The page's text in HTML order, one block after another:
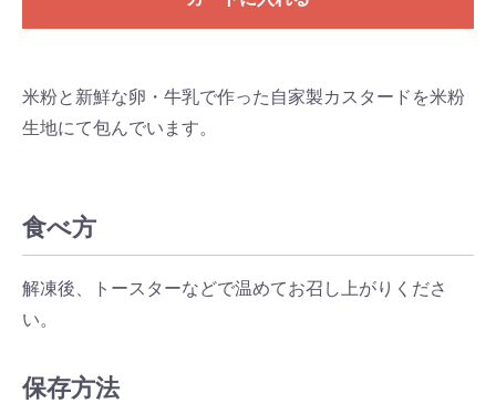
米粉と新鮮な卵・牛乳で作った自家製カスタードを米粉
生地にて包んでいます。
食べ方
解凍後、トースターなどで温めてお召し上がりくださ
い。
保存方法